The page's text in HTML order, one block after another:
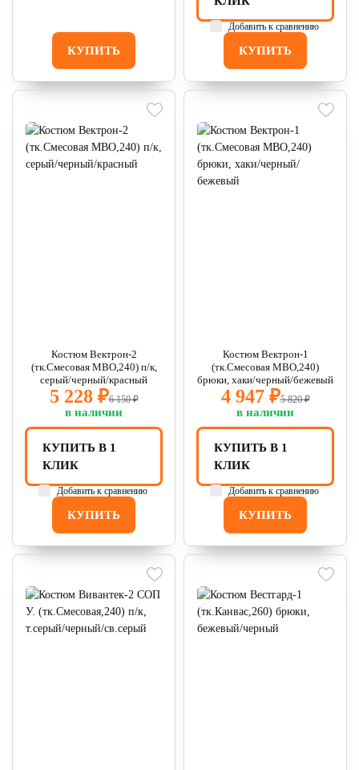
КУПИТЬ КУПИТЬ
Добавить к сравнению
Костюм Вектрон-2
(тк.Смесовая МВО,240) п/к,
серый/черный/красный
5 228 ₽6 150 ₽
в наличии
КУПИТЬ
КУПИТЬ В 1
КЛИК
Добавить к сравнению
Костюм Вектрон-1
(тк.Смесовая МВО,240)
брюки, хаки/черный/бежевый
4 947 ₽5 820 ₽
в наличии
КУПИТЬ
КУПИТЬ В 1
КЛИК
Добавить к сравнению